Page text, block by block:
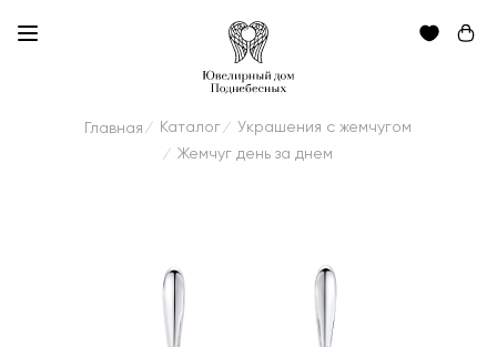
Главная / Каталог / Украшения с жемчугом
/ Жемчуг день за днем